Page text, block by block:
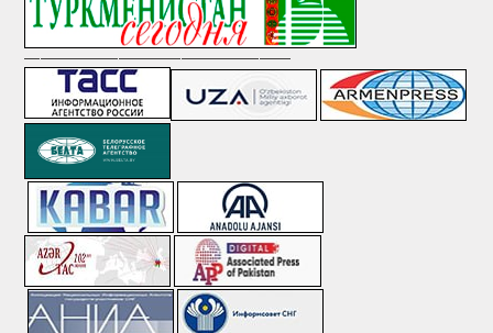
—————————————————